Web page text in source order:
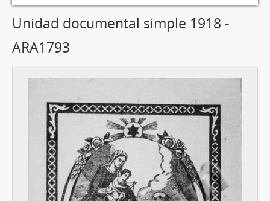
Unidad documental simple 1918 -
ARA1793